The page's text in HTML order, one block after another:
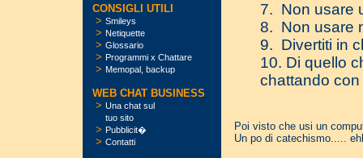
CONSIGLI UTILI
> Smileys
> Netiquette
> Glossario
> Programmi x Chattare
> Memopal, backup
WEB CHAT BUSINESS
> Una chat sul
tuo sito
> Pubblicit�
> Contatti
7. Non usare
8. Non usare
9. Divertiti in
10. Di quello
chattando
Poi visto che usi un
Un po di catechismo.....